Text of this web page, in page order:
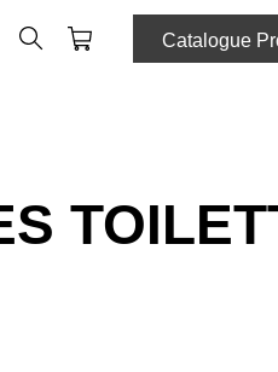
Rechercher Catalogue